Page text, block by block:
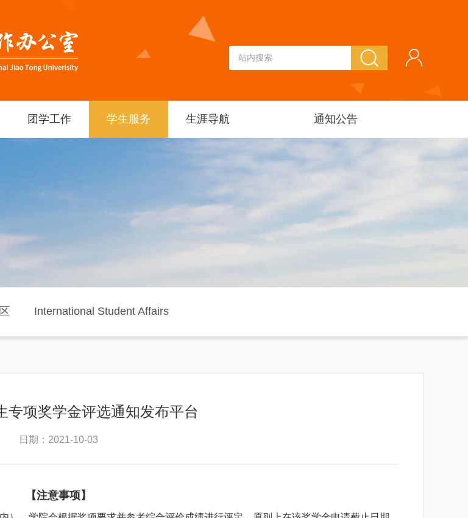
团学工作 学生服务 生涯导航 通知公告
International Student Affairs
专项奖学金评选通知发布平台
日期：2021-10-03
【注意事项】